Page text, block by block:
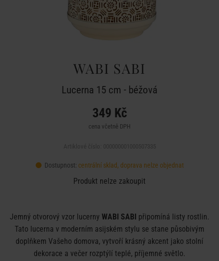
WABI SABI
Lucerna 15 cm - béžová
349 Kč
cena včetně DPH
Dostupnost: centrální sklad, doprava nelze objednat
Produkt nelze zakoupit
Jemný otvorový vzor lucerny WABI SABI připomíná listy rostlin.
Tato lucerna v moderním asijském stylu se stane působivým
doplňkem Vašeho domova, vytvoří krásný akcent jako stolní
dekorace a večer rozptýlí teplé, příjemné světlo.